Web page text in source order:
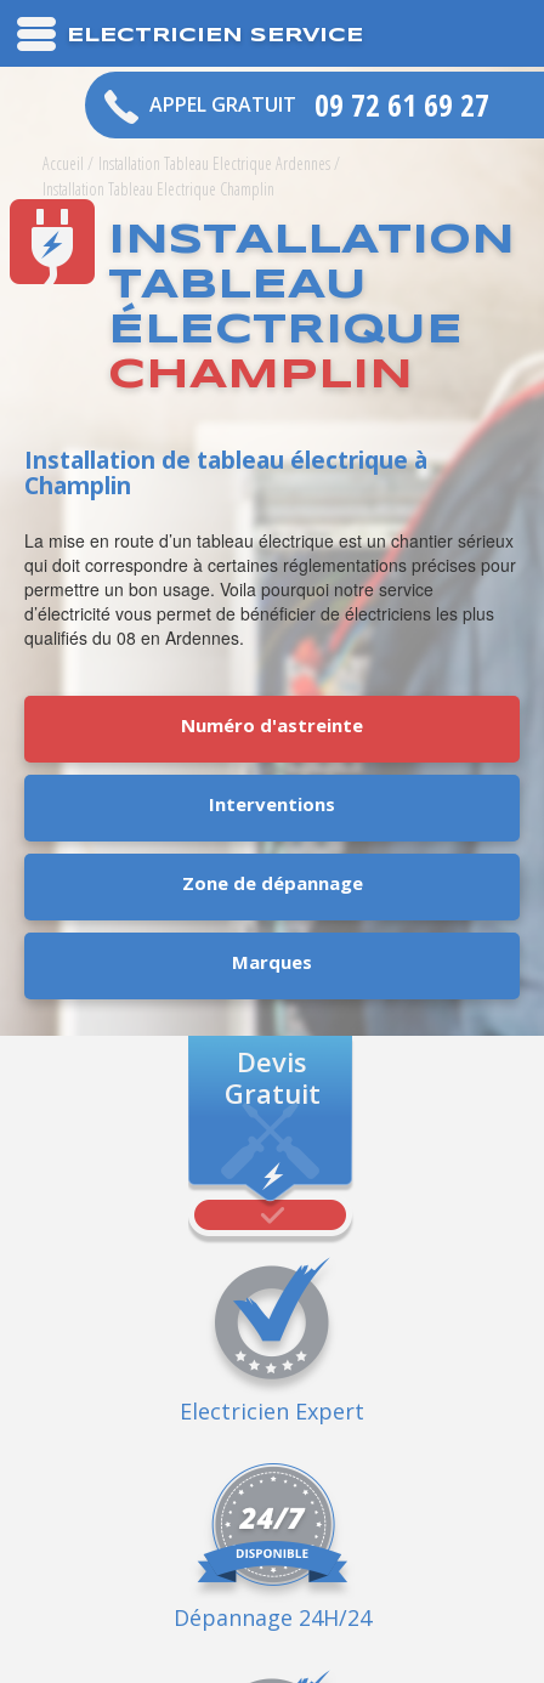
ELECTRICIEN SERVICE
APPEL GRATUIT 09 72 61 69 27
Accueil / Installation Tableau Electrique Ardennes/
Installation Tableau Electrique Champlin
INSTALLATION
TABLEAU
ÉLECTRIQUE
CHAMPLIN
Installation de tableau électrique à
Champlin
La mise en route d’un tableau électrique est un chantier sérieux
qui doit correspondre à certaines réglementations précises pour
permettre un bon usage. Voila pourquoi notre service
d’électricité vous permet de bénéficier de électriciens les plus
qualifiés du 08 en Ardennes.
Numéro d'astreinte
Interventions
Zone de dépannage
Marques
Devis
Gratuit
Electricien Expert
Dépannage 24H/24